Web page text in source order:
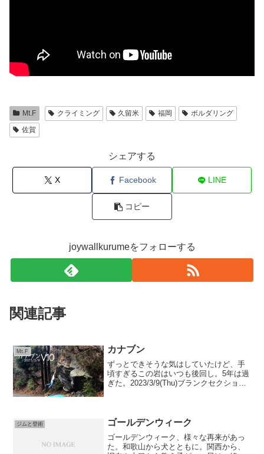
Mt.F クライミング 久留米 福岡
ボルダリング
佐賀
シェアする
X Facebook LINE
コピー
joywallkurumeをフォローする
関連記事
Mt.F カナブン
ずっとできそうな気はしていたけど、手
頃すぎるこの岩はいつも後回し。5年は過
ぎた。2023/3/9(Thu)ブランクセクション
大丈夫。...
ジムと登術 ゴールデンウィーク
ゴールデンウィーク、様々な再来があっ
た。和歌山から犬とともに。関西から、